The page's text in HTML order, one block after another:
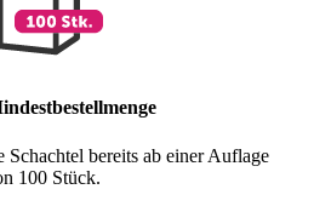
Schachtel bereits ab einer Auflage
100 Stück.